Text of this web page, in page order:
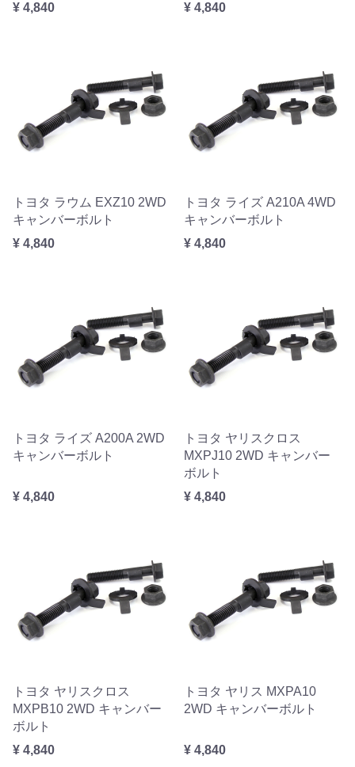
¥ 4,840
¥ 4,840
トヨタ ラウム EXZ10 2WD
キャンバーボルト
¥ 4,840
トヨタ ライズ A210A 4WD
キャンバーボルト
¥ 4,840
トヨタ ライズ A200A 2WD
キャンバーボルト
¥ 4,840
トヨタ ヤリスクロス
MXPJ10 2WD キャンバー
ボルト
¥ 4,840
トヨタ ヤリスクロス
MXPB10 2WD キャンバー
ボルト
¥ 4,840
トヨタ ヤリス MXPA10
2WD キャンバーボルト
¥ 4,840